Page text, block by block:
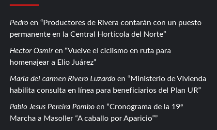
Pedro en
Productores de Rivera contarán con un puesto
permanente en la Central Hortícola del Norte
Hector Osmiren
Vuelve el ciclismo en ruta para
homenajear a Elio Juárez
Maria del carmen Rivero Luzardo en
Ministerio de Vivienda
habilita consulta en línea para beneficiarios del Plan UR
Pablo Jesus Pereira Pombo en
Cronograma de la 19ª
Marcha a Masoller “A caballo por Aparicio”